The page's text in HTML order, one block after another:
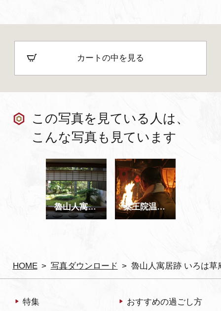
HOME 写真ダウンロード 魯山人寓居跡 いろは
カートの中を見る
この写真を見ている人は、
こんな写真も見ています
魯山人寓居跡 いろは草庵 薬王院温泉寺 節分会
特集 おすすめの過ごし方